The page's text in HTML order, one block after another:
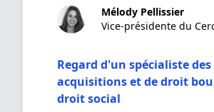
Mélody Pellissier
Vice-présidente du
Regard d'un spécialiste
acquisitions et de droit
droit social